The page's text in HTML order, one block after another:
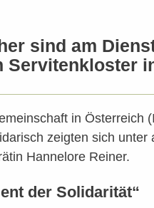
sind am
Servitenkloster
in Österreich
zeigten sich
Hannelore Reiner.
der Solidarität“